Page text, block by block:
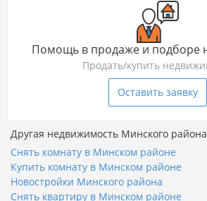
Помощь в продаже и подборе
Продать/купить
Оставить заявку
Другая недвижимость Минского района
Снять комнату в Минском районе
Купить комнату в Минском районе
Новостройки Минского района
Снять квартиру в Минском районе